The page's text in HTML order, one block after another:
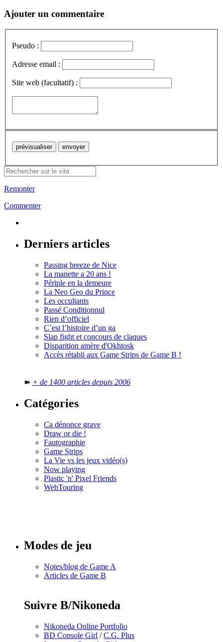
Ajouter un commentaire
Pseudo :
Adresse email :
Site web (facultatif) :
Remonter
Commenter
Derniers articles
Passing breeze de Nice
La manette a 20 ans !
Périple en la demeure
La Neo Geo du Prince
Les occultants
Passé Conditionnul
Rien d’officiel
C’est l’histoire d’un ga
Slap fight et concours de claques
Disparition amère d'Okhtosk
Accès rétabli aux Game Strips de Game B !
➽ + de 1400 articles depuis 2006
Catégories
Ça dénonce grave
Draw or die !
Fautographie
Game Strips
La Vie vs les jeux vidéo(s)
Now playing
Plastic 'n' Pixel Friends
WebTouring
Modes de jeu
Notes/blog de Game A
Articles de Game B
Suivre B/Nikoneda
Nikoneda Online Portfolio
BD Console Girl /C.G. Plus